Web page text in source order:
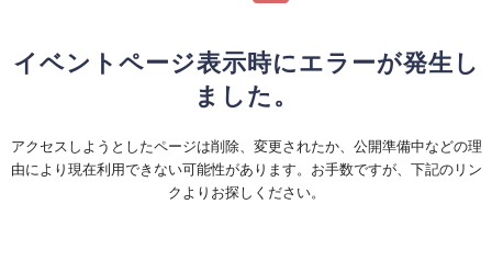
イベントページ表示時にエラーが発生し
ました。
アクセスしようとしたページは削除、変更されたか、公開準備中などの理
由により現在利用できない可能性があります。お手数ですが、下記のリン
クよりお探しください。